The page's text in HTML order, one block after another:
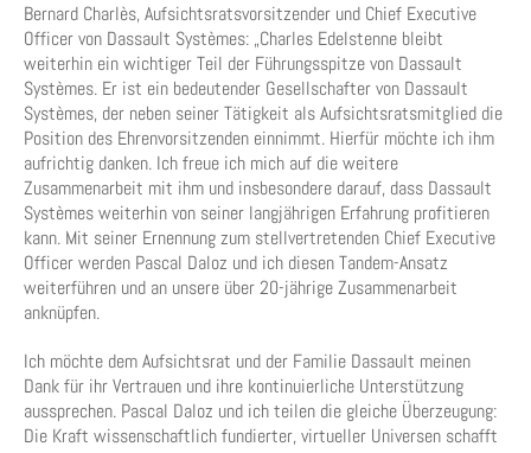
Bernard Charlès, Aufsichtsratsvorsitzender und Chief Executive
Officer von Dassault Systèmes: „Charles Edelstenne bleibt
weiterhin ein wichtiger Teil der Führungsspitze von Dassault
Systèmes. Er ist ein bedeutender Gesellschafter von Dassault
Systèmes, der neben seiner Tätigkeit als Aufsichtsratsmitglied die
Position des Ehrenvorsitzenden einnimmt. Hierfür möchte ich ihm
aufrichtig danken. Ich freue ich mich auf die weitere
Zusammenarbeit mit ihm und insbesondere darauf, dass Dassault
Systèmes weiterhin von seiner langjährigen Erfahrung profitieren
kann. Mit seiner Ernennung zum stellvertretenden Chief Executive
Officer werden Pascal Daloz und ich diesen Tandem-Ansatz
weiterführen und an unsere über 20-jährige Zusammenarbeit
anknüpfen.
Ich möchte dem Aufsichtsrat und der Familie Dassault meinen
Dank für ihr Vertrauen und ihre kontinuierliche Unterstützung
aussprechen. Pascal Daloz und ich teilen die gleiche Überzeugung:
Die Kraft wissenschaftlich fundierter, virtueller Universen schafft